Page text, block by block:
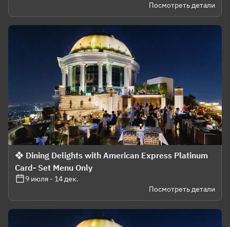
Посмотреть детали
❖ Dining Delights with American Express Platinum
Card- Set Menu Only
9 июля - 14 дек.
Посмотреть детали